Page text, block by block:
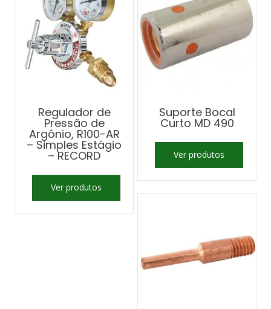
Regulador de
Pressão de
Argônio, R100-AR
– Simples Estágio
– RECORD
Ver produtos
Suporte Bocal
Curto MD 490
Ver produtos